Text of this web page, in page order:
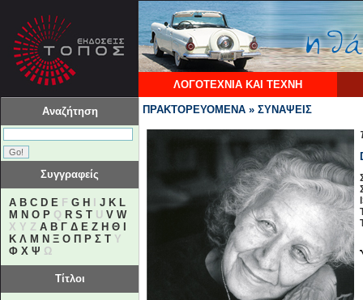
ΛΟΓΟΤΕΧΝΙΑ ΚΑΙ ΤΕΧΝΗ
Αναζήτηση
Συγγραφείς
A B C D E F G H J K L
M N O P Q R S T U V W
X Y Z Α Β Γ Δ Ε Ζ Η Θ
Κ Λ Μ Ν Ξ Ο Π Ρ Σ Τ Υ
Φ Χ Ψ Ω
Τίτλοι
ΠΡΑΚΤΟΡΕΥΟΜΕΝΑ » ΣΥΝΑΨΕΙΣ